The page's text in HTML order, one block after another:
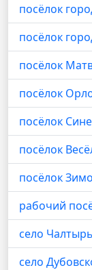
посёлок
посёлок
посёлок
посёлок
посёлок
посёлок
посёлок
рабочий
село Чалтырь
село